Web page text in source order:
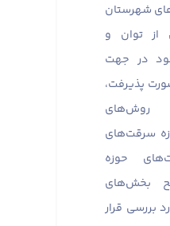
شهرستان
از توان و
در جهت
پذیرفت،
روش‌های
سرقت‌های
حوزه
بخش‌های
بررسی قرار